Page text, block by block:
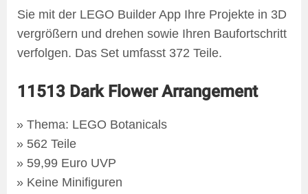
Sie mit der LEGO Builder App Ihre Projekte in 3D
vergrößern und drehen sowie Ihren Baufortschritt
verfolgen. Das Set umfasst 372 Teile.
11513 Dark Flower Arrangement
Thema: LEGO Botanicals
562 Teile
59,99 Euro UVP
Keine Minifiguren